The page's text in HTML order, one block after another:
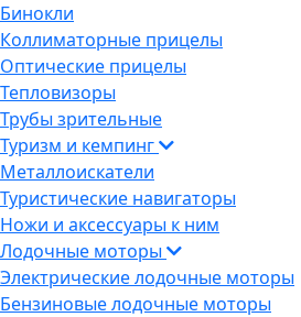
Бинокли
Коллиматорные прицелы
Оптические прицелы
Тепловизоры
Трубы зрительные
Туризм и кемпинг
Металлоискатели
Туристические навигаторы
Ножи и аксессуары к ним
Лодочные моторы
Электрические лодочные моторы
Бензиновые лодочные моторы